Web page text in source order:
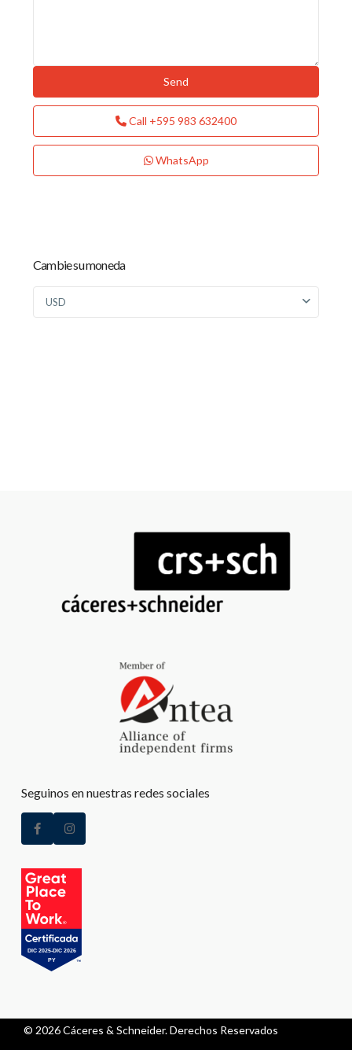
Call +595 983 632400
WhatsApp
Cambie su moneda
USD
Seguinos en nuestras redes sociales
© 2026 Cáceres & Schneider. Derechos Reservados